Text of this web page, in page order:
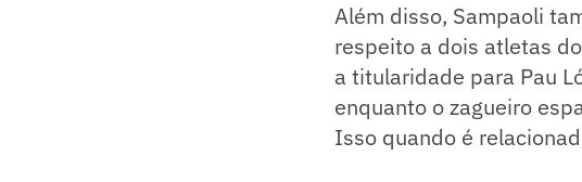
Além disso, Sampaoli
respeito a dois atletas
a titularidade para Pau
enquanto o zagueiro
Isso quando é